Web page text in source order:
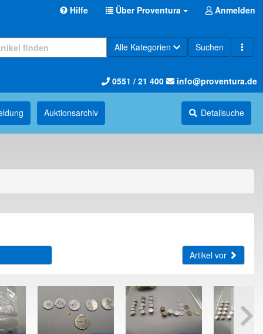
Hilfe Über Proventura Anmelden
Alle Kategorien Suchen
0551 / 21 400 info@proventura.de
Auktions­archiv Detailsuche
Artikel vor